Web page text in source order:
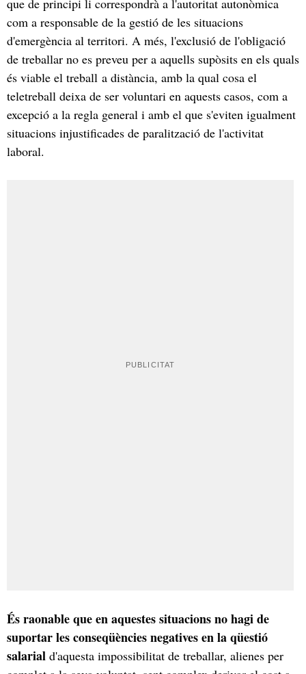
com a responsable de la gestió de les situacions
d'emergència al territori. A més, l'exclusió de l'obligació
de treballar no es preveu per a aquells supòsits en els quals
és viable el treball a distància, amb la qual cosa el
teletreball deixa de ser voluntari en aquests casos, com a
excepció a la regla general i amb el que s'eviten igualment
situacions injustificades de paralització de l'activitat
laboral.
És raonable que en aquestes situacions no hagi de
suportar les conseqüències negatives en la qüestió
salarial d'aquesta impossibilitat de treballar, alienes per